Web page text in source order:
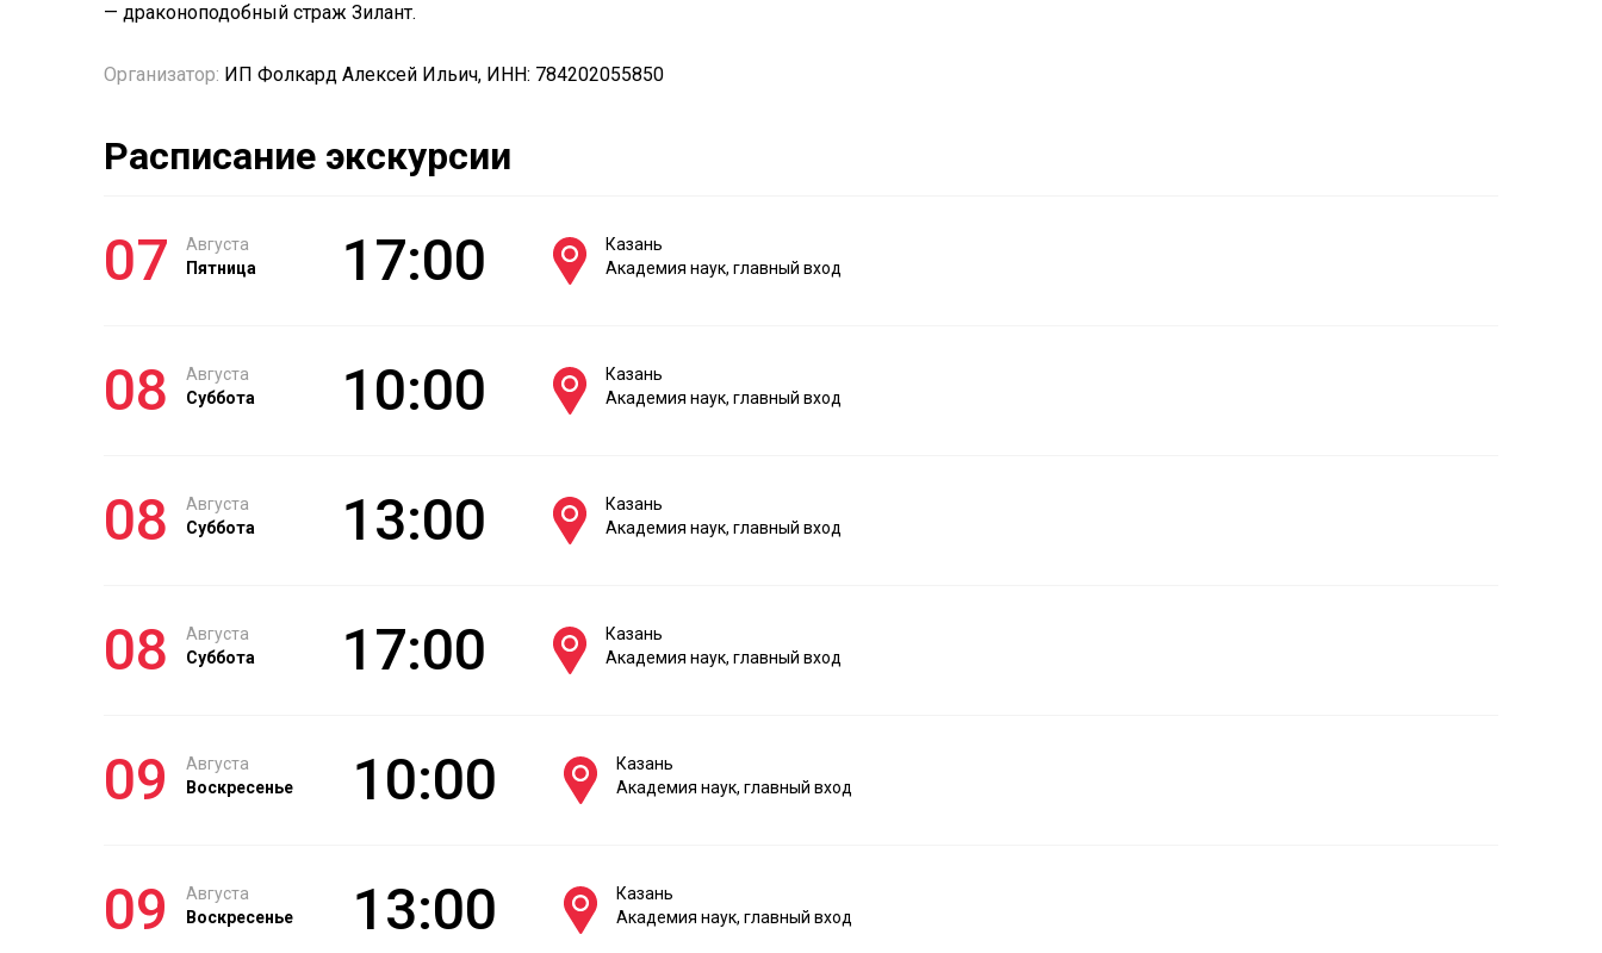
— драконоподобный страж Зилант.
Организатор: ИП Фолкард Алексей Ильич, ИНН: 784202055850
Расписание экскурсии
07
Августа
Пятница
17:00
Казань
Академия наук, главный вход
08
Августа
Суббота
10:00
Казань
Академия наук, главный вход
08
Августа
Суббота
13:00
Казань
Академия наук, главный вход
08
Августа
Суббота
17:00
Казань
Академия наук, главный вход
09
Августа
Воскресенье
10:00
Казань
Академия наук, главный вход
09
Августа
Воскресенье
13:00
Казань
Академия наук, главный вход